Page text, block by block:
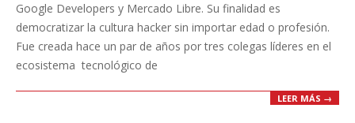
Google Developers y Mercado Libre. Su finalidad es
democratizar la cultura hacker sin importar edad o profesión.
Fue creada hace un par de años por tres colegas líderes en el
ecosistema tecnológico de
LEER MÁS →